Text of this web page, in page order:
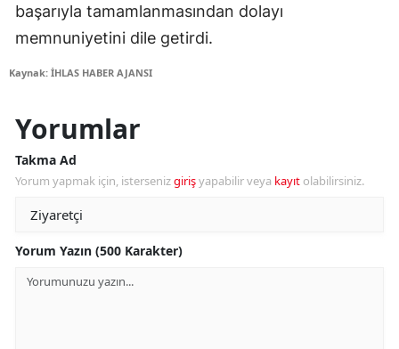
başarıyla tamamlanmasından dolayı
memnuniyetini dile getirdi.
Kaynak: İHLAS HABER AJANSI
Yorumlar
Takma Ad
Yorum yapmak için, istersenizgirişyapabilir veya kayıt olabilirsiniz.
Yorum Yazın (500 Karakter)